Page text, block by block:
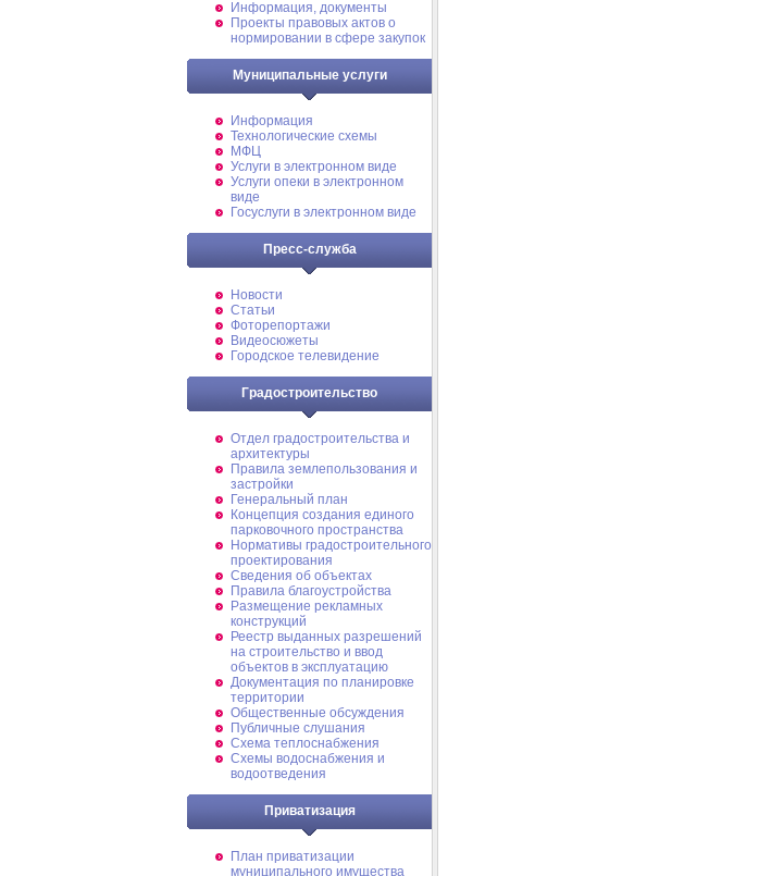
Информация, документы
Проекты правовых актов о
нормировании в сфере закупок
Муниципальные услуги
Информация
Технологические схемы
МФЦ
Услуги в электронном виде
Услуги опеки в электронном
виде
Госуслуги в электронном виде
Пресс-служба
Новости
Статьи
Фоторепортажи
Видеосюжеты
Городское телевидение
Градостроительство
Отдел градостроительства и
архитектуры
Правила землепользования и
застройки
Генеральный план
Концепция создания единого
парковочного пространства
Нормативы градостроительного
проектирования
Сведения об объектах
Правила благоустройства
Размещение рекламных
конструкций
Реестр выданных разрешений
на строительство и ввод
объектов в эксплуатацию
Документация по планировке
территории
Общественные обсуждения
Публичные слушания
Схема теплоснабжения
Схемы водоснабжения и
водоотведения
Приватизация
План приватизации
муниципального имущества